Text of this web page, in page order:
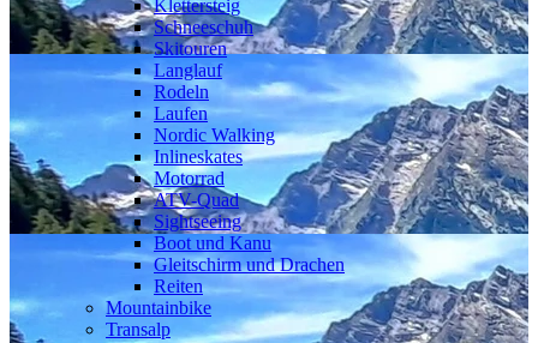
Klettersteig
Schneeschuh
Skitouren
Langlauf
Rodeln
Laufen
Nordic Walking
Inlineskates
Motorrad
ATV-Quad
Sightseeing
Boot und Kanu
Gleitschirm und Drachen
Reiten
Mountainbike
Transalp